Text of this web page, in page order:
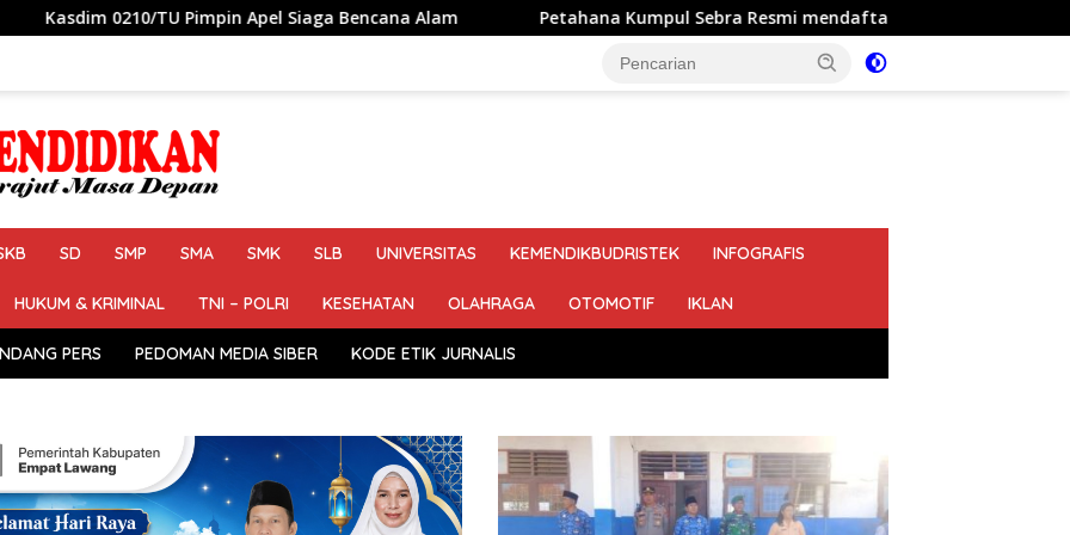
Apel Siaga Bencana Alam Petahana Kumpul Sebra Resmi mendaftarkan diri sebagai calon Kepala Desa Jejalen
SD SMP SMA SMK SLB UNIVERSITAS KEMENDIKBUDRISTEK INFOGRAFIS
HUKUM & KRIMINAL TNI – POLRI KESEHATAN OLAHRAGA OTOMOTIF IKLAN
PERS PEDOMAN MEDIA SIBER KODE ETIK JURNALIS